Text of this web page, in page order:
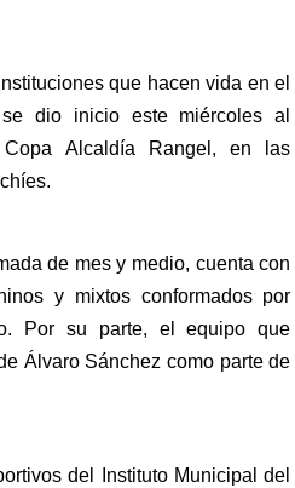
que hacen vida en el
dio inicio este miércoles al
Alcaldía Rangel, en las
de mes y medio, cuenta con
y mixtos conformados por
Por su parte, el equipo que
Álvaro Sánchez como parte de
del Instituto Municipal del